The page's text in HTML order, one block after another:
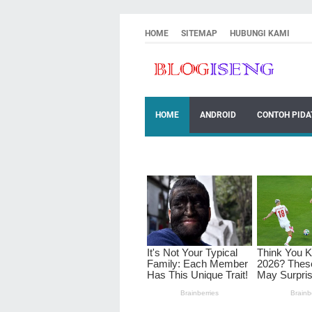
HOME SITEMAP HUBUNGI KAMI
HOME ANDROID CONTOH